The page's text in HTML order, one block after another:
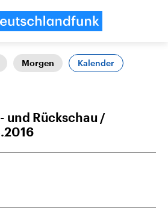
Anhalt
USA
Morgen Kalender
und Rückschau